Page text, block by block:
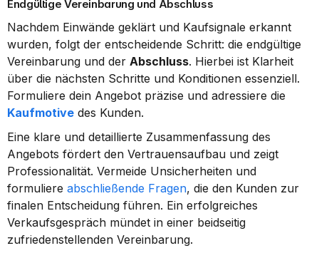
Endgültige Vereinbarung und Abschluss
Nachdem Einwände geklärt und Kaufsignale erkannt
wurden, folgt der entscheidende Schritt: die endgültige
Vereinbarung und der Abschluss. Hierbei ist Klarheit
über die nächsten Schritte und Konditionen essenziell.
Kaufmotive des Kunden.
Eine klare und detaillierte Zusammenfassung des
Angebots fördert den Vertrauensaufbau und zeigt
Professionalität. Vermeide Unsicherheiten und
formuliere abschließende Fragen, die den Kunden zur
finalen Entscheidung führen. Ein erfolgreiches
Verkaufsgespräch mündet in einer beidseitig
zufriedenstellenden Vereinbarung.